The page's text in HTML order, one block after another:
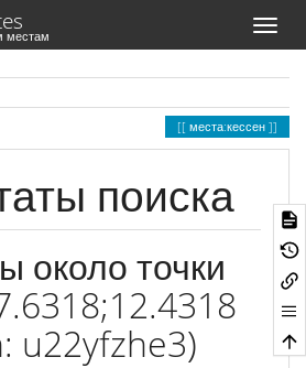
местам
места:кессен
поиска
около точки
u22yfzhe3)